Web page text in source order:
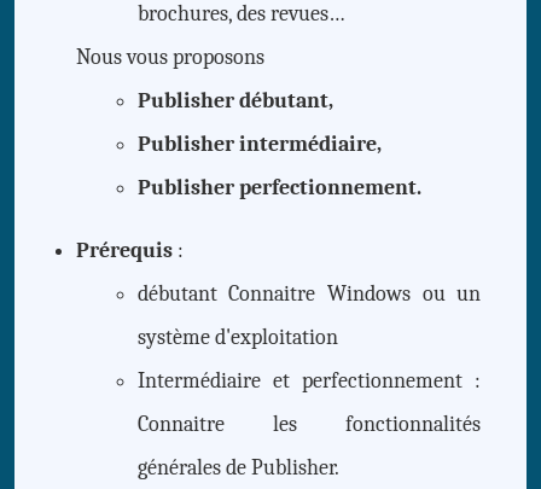
brochures, des revues…
Nous vous proposons
Publisher débutant,
Publisher intermédiaire,
Publisher perfectionnement.
Prérequis:
débutant Connaitre Windows ou un
système d'exploitation
Intermédiaire et perfectionnement :
Connaitre les fonctionnalités
générales de Publisher.